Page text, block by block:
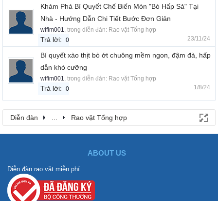
Khám Phá Bí Quyết Chế Biến Món "Bò Hấp Sả" Tại
Nhà - Hướng Dẫn Chi Tiết Bước Đơn Giản
wifim001, trong diễn đàn: Rao vặt Tổng hợp
Trả lời: 0 23/11/24
Bí quyết xào thịt bò ớt chuông mềm ngon, đậm đà, hấp
dẫn khó cưỡng
wifim001, trong diễn đàn: Rao vặt Tổng hợp
Trả lời: 0 1/8/24
Diễn đàn ... Rao vặt Tổng hợp
ABOUT US
Diễn đàn rao vặt miễn phí